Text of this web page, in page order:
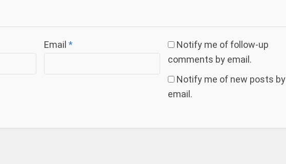
Email *
Notify me of follow-up
comments by email.
Notify me of new posts by
email.